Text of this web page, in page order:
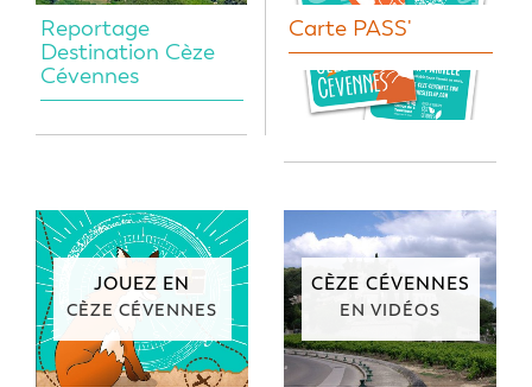
Reportage
Destination Cèze
Cévennes
Carte PASS'
JOUEZ EN
CÈZE CÉVENNES
CÈZE CÉVENNES
EN VIDÉOS